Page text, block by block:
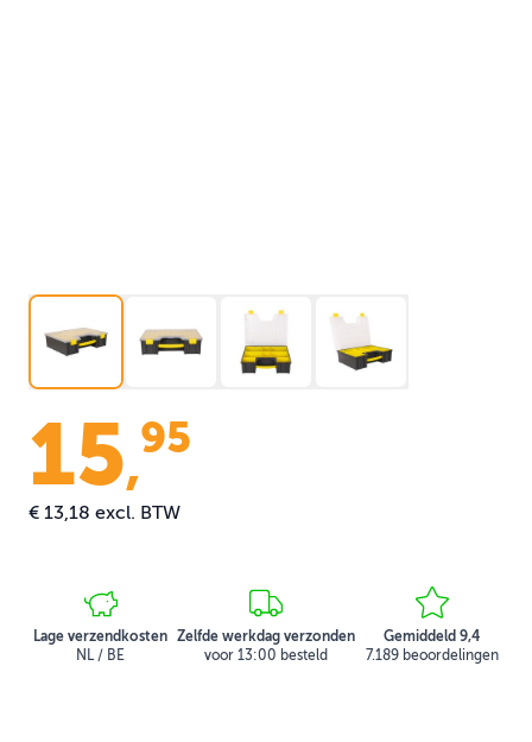
15,95
€ 13,18 excl. BTW
Lage verzendkosten
NL / BE
Zelfde werkdag verzonden
voor 13:00 besteld
Gemiddeld 9,4
7.189 beoordelingen